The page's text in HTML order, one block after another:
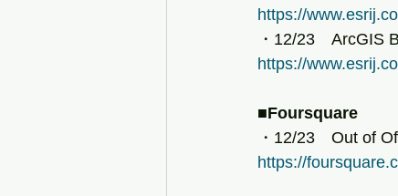
https://
・12/23　ArcGIS
https://
■Foursquare
・12/23　Out of
https://